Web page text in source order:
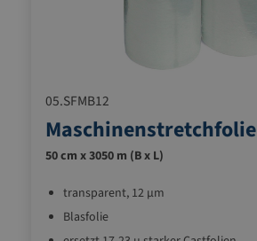
05.SFMB12
Maschinenstretchfolie
50 cm x 3050 m (B x L)
transparent, 12 µm
Blasfolie